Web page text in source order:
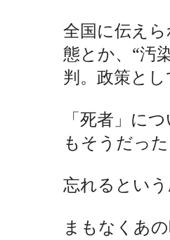
全国に伝え
態とか、“汚
判。政策と
「死者」に
もそうだっ
忘れるとい
まもなくあ